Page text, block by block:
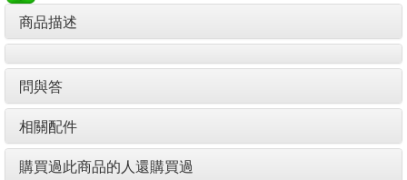
商品描述
問與答
相關配件
購買過此商品的人還購買過